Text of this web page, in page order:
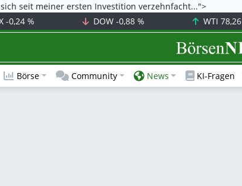
seit meiner ersten Investition verzehnfacht...">
-0,24 % DOW -0,88 % WTI 78,26
BörsenNEWS.de
Börse Community News KI-Fragen